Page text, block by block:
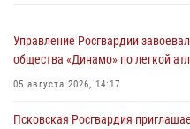
Управление Росгвардии
общества «Динамо» по легкой
05 августа 2026, 14:17
Псковская Росгвардия